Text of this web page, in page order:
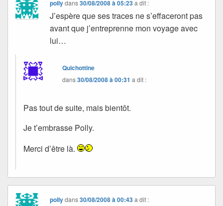
pollydans30/08/2008 à 05:23 a dit :
J’espère que ses traces ne s’effaceront pas
avant que j’entreprenne mon voyage avec
lui…
Quichottine
dans30/08/2008 à 00:31 a dit :
Pas tout de suite, mais bientôt.
Je t’embrasse Polly.
Merci d’être là.
pollydans30/08/2008 à 00:43 a dit :